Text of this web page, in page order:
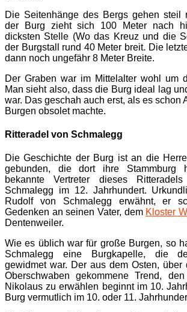
Die Seitenhänge des Bergs gehen steil
der Burg zieht sich 100 Meter nach
dicksten Stelle (Wo das Kreuz und die
der Burgstall rund 40 Meter breit. Die
dann noch ungefähr 8 Meter Breite.
Der Graben war im Mittelalter wohl um
Man sieht also, dass die Burg ideal lag
war. Das geschah auch erst, als es schon
Burgen obsolet machte.
Ritteradel von Schmalegg
Die Geschichte der Burg ist an die
gebunden, die dort ihre Stammburg
bekannte Vertreter dieses
Schmalegg im 12. Jahrhundert.
Rudolf von Schmalegg erwähnt, er
Gedenken an seinen Vater, dem Kloster
Dentenweiler.
Wie es üblich war für große Burgen, so
Schmalegg eine Burgkapelle, die
gewidmet war. Der aus dem Osten, über
Oberschwaben gekommene Trend,
Nikolaus zu erwählen beginnt im 10.
Burg vermutlich im 10. oder 11.